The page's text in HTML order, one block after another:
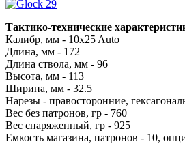
Тактико-технические
Калибр, мм - 10x25 Auto
Длина, мм - 172
Длина ствола, мм - 96
Высота, мм - 113
Ширина, мм - 32.5
Нарезы - правосторонние,
Вес без патронов, гр - 760
Вес снаряженный, гр - 925
Емкость магазина, патронов - 10,